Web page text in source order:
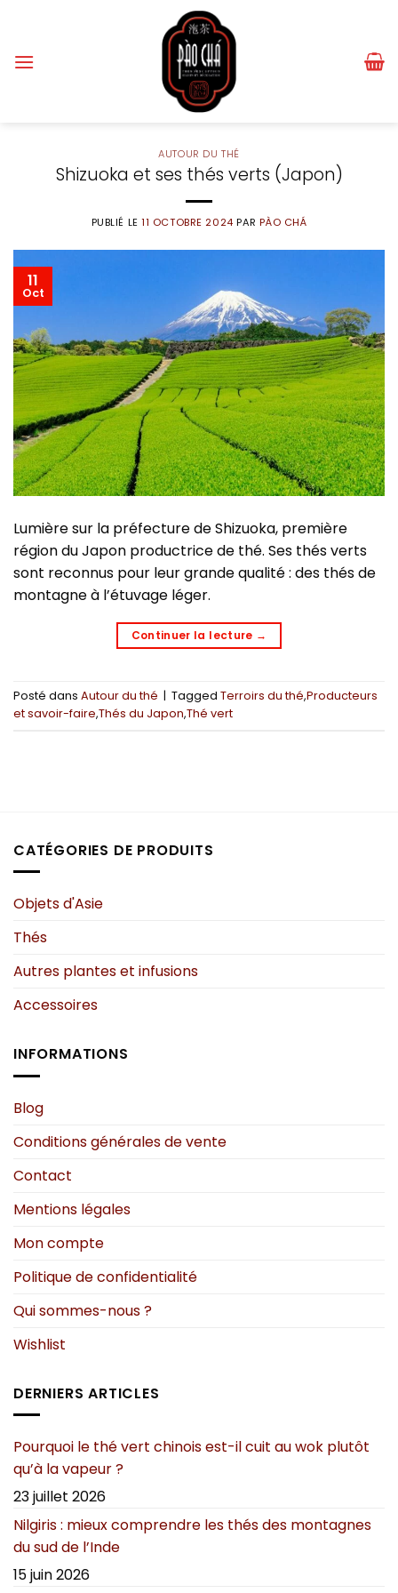
contenu
AUTOUR DU THÉ
Shizuoka et ses thés verts (Japon)
PUBLIÉ LE11 OCTOBRE 2024 PARPÀO CHÁ
11
Oct
Lumière sur la préfecture de Shizuoka, première
région du Japon productrice de thé. Ses thés verts
sont reconnus pour leur grande qualité : des thés de
montagne à l’étuvage léger.
Continuer la lecture →
Posté dans Autour du thé | Tagged Terroirs du thé,Producteurs
et savoir-faire,Thés du Japon,Thé vert
CATÉGORIES DE PRODUITS
Objets d'Asie
Thés
Autres plantes et infusions
Accessoires
INFORMATIONS
Blog
Conditions générales de vente
Contact
Mentions légales
Mon compte
Politique de confidentialité
Qui sommes-nous ?
Wishlist
DERNIERS ARTICLES
Pourquoi le thé vert chinois est-il cuit au wok plutôt
qu’à la vapeur ?
23 juillet 2026
Nilgiris : mieux comprendre les thés des montagnes
du sud de l’Inde
15 juin 2026